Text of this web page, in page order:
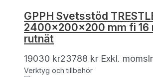
GPPH Svetsstöd
2400x200x200 mm fi 16
rutnät
19030 kr23788 kr Exkl. moms
Verktyg och tillbehör